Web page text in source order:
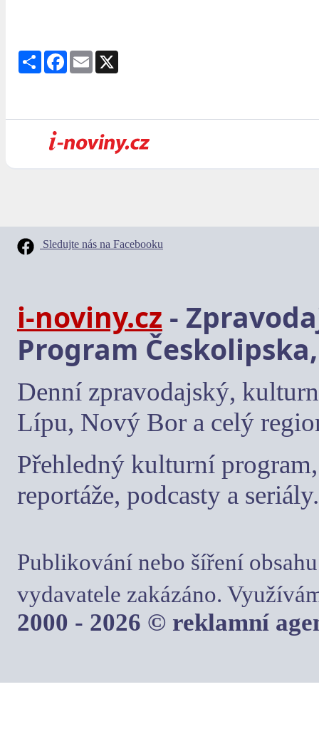
Share Facebook
Email
Sledujte nás na Facebooku
i-noviny.cz -
Program
Denní zpravodajský,
Lípu, Nový Bor a celý
Přehledný kulturní
reportáže, podcasty a seriály.
Publikování nebo šíření
vydavatele zakázáno.
2000 - 2026 © reklamní